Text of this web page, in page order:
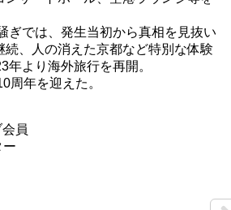
ぎでは、発生当初から真相を見抜い
続、人の消えた京都など特別な体験
年より海外旅行を再開。
周年を迎えた。
員
ー